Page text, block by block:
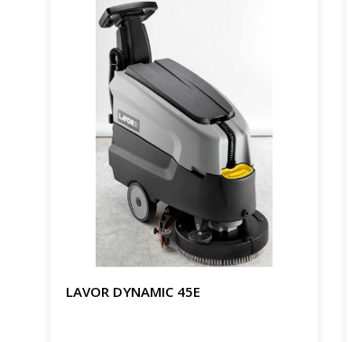
LAVOR DYNAMIC 45E